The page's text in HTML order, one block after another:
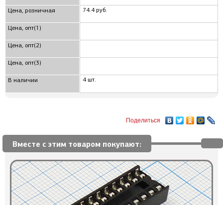
Цена, розничная
Цена, опт(1)
Цена, опт(2)
Цена, опт(3)
В наличии
74.4 руб.
4 шт.
Поделиться
Вместе с этим товаром покупают: